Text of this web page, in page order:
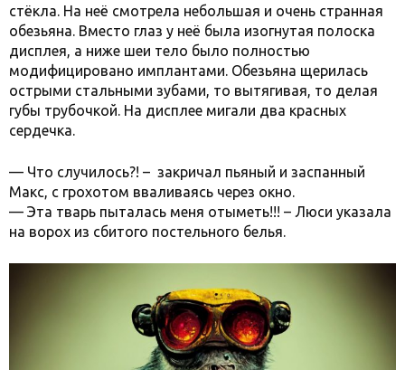
стёкла. На неё смотрела небольшая и очень странная
обезьяна. Вместо глаз у неё была изогнутая полоска
дисплея, а ниже шеи тело было полностью
модифицировано имплантами. Обезьяна щерилась
острыми стальными зубами, то вытягивая, то делая
губы трубочкой. На дисплее мигали два красных
сердечка.
— Что случилось?! – закричал пьяный и заспанный
Макс, с грохотом вваливаясь через окно.
— Эта тварь пыталась меня отыметь!!! – Люси указала
на ворох из сбитого постельного белья.